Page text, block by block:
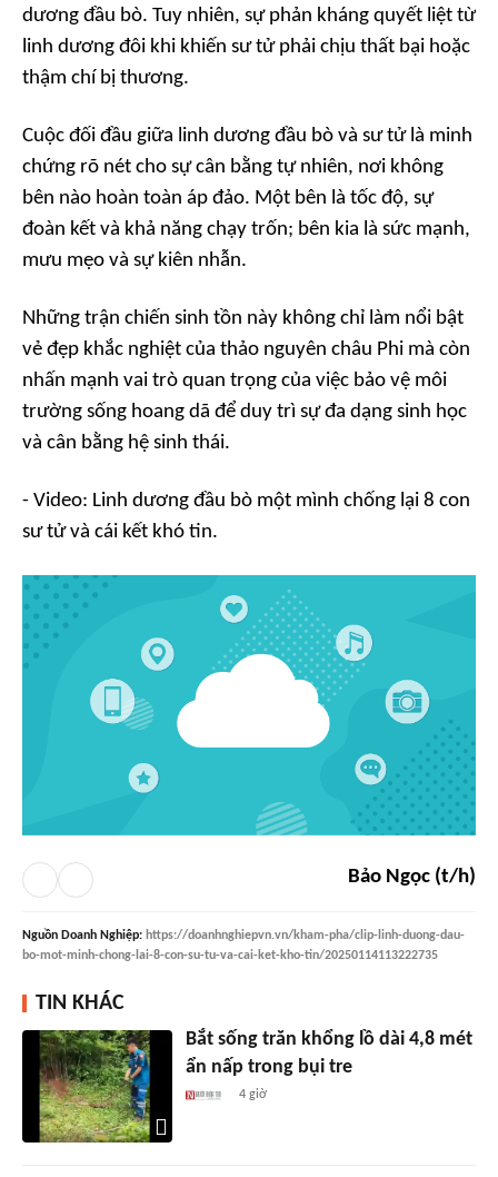
dương đầu bò. Tuy nhiên, sự phản kháng quyết liệt từ
linh dương đôi khi khiến sư tử phải chịu thất bại hoặc
thậm chí bị thương.
Cuộc đối đầu giữa linh dương đầu bò và sư tử là minh
chứng rõ nét cho sự cân bằng tự nhiên, nơi không
bên nào hoàn toàn áp đảo. Một bên là tốc độ, sự
đoàn kết và khả năng chạy trốn; bên kia là sức mạnh,
mưu mẹo và sự kiên nhẫn.
Những trận chiến sinh tồn này không chỉ làm nổi bật
vẻ đẹp khắc nghiệt của thảo nguyên châu Phi mà còn
nhấn mạnh vai trò quan trọng của việc bảo vệ môi
trường sống hoang dã để duy trì sự đa dạng sinh học
và cân bằng hệ sinh thái.
- Video: Linh dương đầu bò một mình chống lại 8 con
sư tử và cái kết khó tin.
Bảo Ngọc (t/h)
Nguồn Doanh Nghiệp: https://doanhnghiepvn.vn/kham-pha/clip-linh-duong-dau-
bo-mot-minh-chong-lai-8-con-su-tu-va-cai-ket-kho-tin/20250114113222735
TIN KHÁC
Bắt sống trăn khổng lồ dài 4,8 mét
ẩn nấp trong bụi tre
4 giờ